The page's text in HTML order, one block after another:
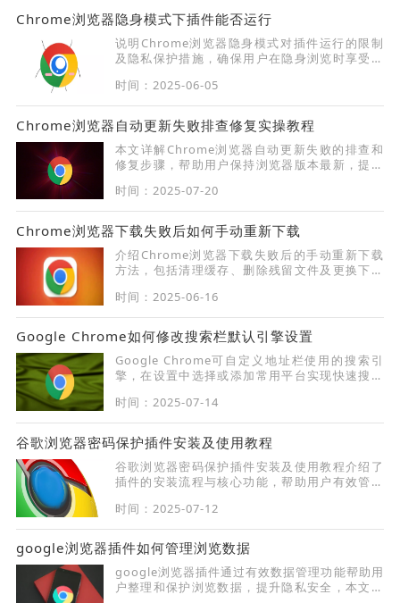
Chrome浏览器隐身模式下插件能否运行
说明Chrome浏览器隐身模式对插件运行的限制
及隐私保护措施，确保用户在隐身浏览时享受更
时间：2025-06-05
Chrome浏览器自动更新失败排查修复实操教程
本文详解Chrome浏览器自动更新失败的排查和
修复步骤，帮助用户保持浏览器版本最新，提升
时间：2025-07-20
Chrome浏览器下载失败后如何手动重新下载
介绍Chrome浏览器下载失败后的手动重新下载
方法，包括清理缓存、删除残留文件及更换下载
时间：2025-06-16
Google Chrome如何修改搜索栏默认引擎设置
Google Chrome可自定义地址栏使用的搜索引
擎，在设置中选择或添加常用平台实现快速搜索
时间：2025-07-14
谷歌浏览器密码保护插件安装及使用教程
谷歌浏览器密码保护插件安装及使用教程介绍了
插件的安装流程与核心功能，帮助用户有效管理
时间：2025-07-12
google浏览器插件如何管理浏览数据
google浏览器插件通过有效数据管理功能帮助用
户整理和保护浏览数据，提升隐私安全，本文介